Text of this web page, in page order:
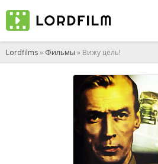
Lordfilms» Фильмы » Вижу цель!